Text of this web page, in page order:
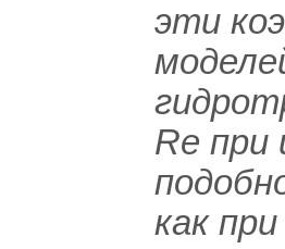
эти
Re при
как